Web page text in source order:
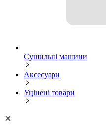
Сушильні машини
Аксесуари
Уцінені товари